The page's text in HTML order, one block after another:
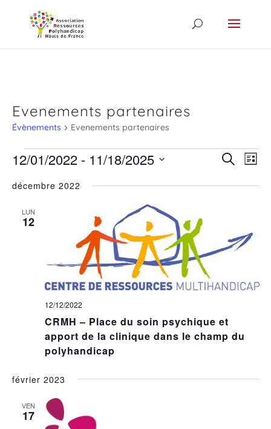
Evenements partenaires
Évènements Evenements partenaires
Évènements Recherche
de
Liste
12/01/2022 - 11/18/2025
une
décembre 2022
LUN
12
CRMH – Place du soin psychique et
apport de la clinique dans le champ du
polyhandicap
12/12/2022
février 2023
VEN
17